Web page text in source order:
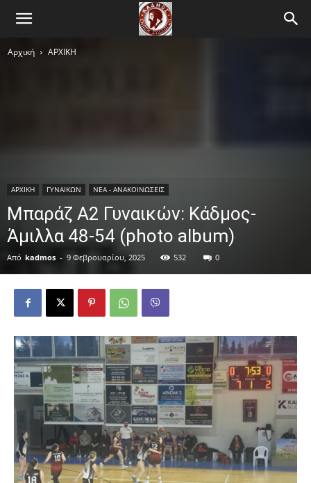
Αρχική ΑΡΧΙΚΗ
ΑΡΧΙΚΗ ΓΥΝΑΙΚΩΝ ΝΕΑ - ΑΝΑΚΟΙΝΩΣΕΙΣ
Μπαράζ Α2 Γυναικών: Κάδμος-
Άμιλλα 48-54 (photo album)
Από kadmos - 9 Φεβρουαρίου, 2025 532 0